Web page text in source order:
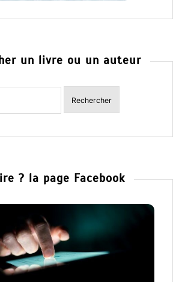
un livre ou un auteur
? la page Facebook